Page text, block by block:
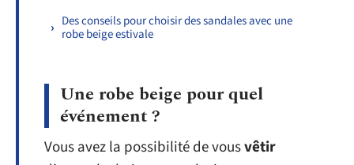
Des conseils pour choisir des sandales avec une
robe beige estivale
Une robe beige pour quel
événement ?
Vous avez la possibilité de vousvêtir